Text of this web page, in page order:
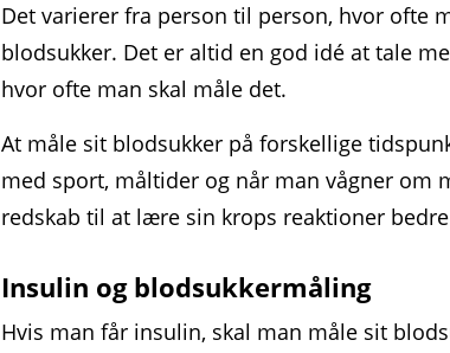
Det varierer fra person til person, hvor ofte
blodsukker. Det er altid en god idé at tale
hvor ofte man skal måle det.
At måle sit blodsukker på forskellige
med sport, måltider og når man vågner om
redskab til at lære sin krops reaktioner
Insulin og blodsukkermåling
Hvis man får insulin, skal man måle sit